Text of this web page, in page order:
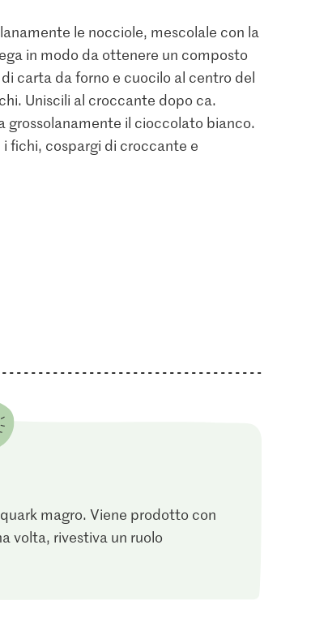
le nocciole, mescolale con la
in modo da ottenere un composto
carta da forno e cuocilo al centro del
Uniscili al croccante dopo ca.
grossolanamente il cioccolato bianco.
fichi, cospargi di croccante e
magro. Viene prodotto con
volta, rivestiva un ruolo